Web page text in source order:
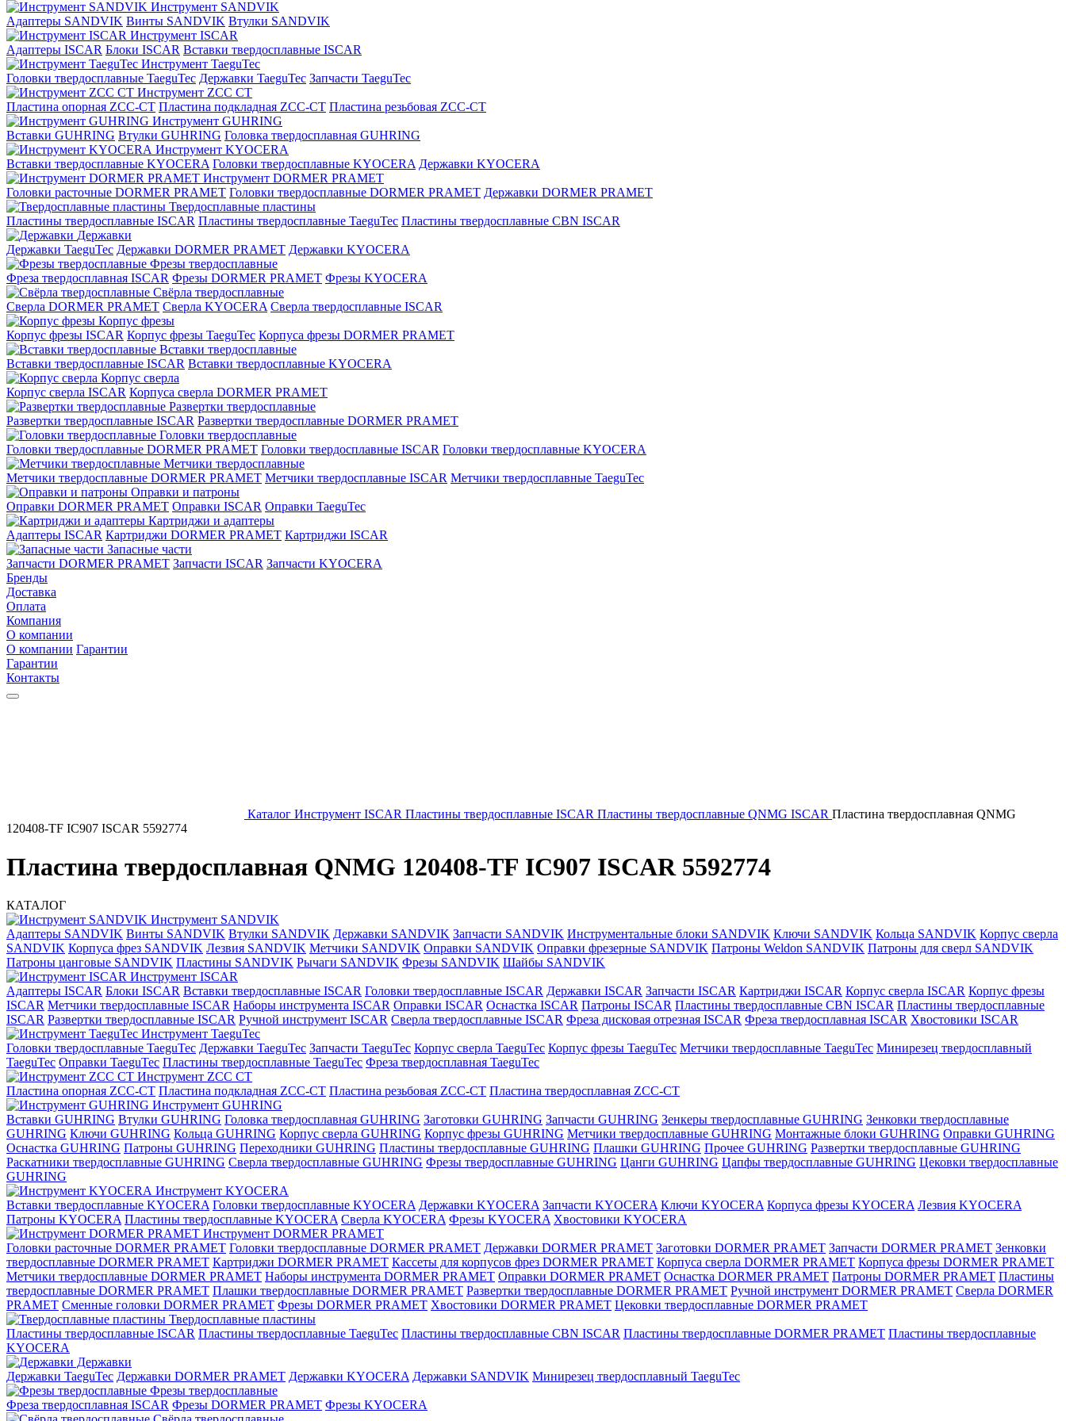
Инструмент SANDVIK
Адаптеры SANDVIK Винты SANDVIK Втулки SANDVIK
Инструмент ISCAR
Адаптеры ISCAR Блоки ISCAR Вставки твердосплавные ISCAR
Инструмент TaeguTec
Головки твердосплавные TaeguTec Державки TaeguTec Запчасти TaeguTec
Инструмент ZCС CT
Пластина опорная ZCC-CT Пластина подкладная ZCC-CT Пластина резьбовая ZCC-CT
Инструмент GUHRING
Вставки GUHRING Втулки GUHRING Головка твердосплавная GUHRING
Инструмент KYOCERA
Вставки твердосплавные KYOCERA Головки твердосплавные KYOCERA Державки KYOCERA
Инструмент DORMER PRAMET
Головки расточные DORMER PRAMET Головки твердосплавные DORMER PRAMET Державки DORMER PRAMET
Твердосплавные пластины
Пластины твердосплавные ISCAR Пластины твердосплавные TaeguTec Пластины твердосплавные CBN ISCAR
Державки
Державки TaeguTec Державки DORMER PRAMET Державки KYOCERA
Фрезы твердосплавные
Фреза твердосплавная ISCAR Фрезы DORMER PRAMET Фрезы KYOCERA
Свёрла твердосплавные
Сверла DORMER PRAMET Сверла KYOCERA Сверла твердосплавные ISCAR
Корпус фрезы
Корпус фрезы ISCAR Корпус фрезы TaeguTec Корпуса фрезы DORMER PRAMET
Вставки твердосплавные
Вставки твердосплавные ISCAR Вставки твердосплавные KYOCERA
Корпус сверла
Корпус сверла ISCAR Корпуса сверла DORMER PRAMET
Развертки твердосплавные
Развертки твердосплавные ISCAR Развертки твердосплавные DORMER PRAMET
Головки твердосплавные
Головки твердосплавные DORMER PRAMET Головки твердосплавные ISCAR Головки твердосплавные KYOCERA
Метчики твердосплавные
Метчики твердосплавные DORMER PRAMET Метчики твердосплавные ISCAR Метчики твердосплавные TaeguTec
Оправки и патроны
Оправки DORMER PRAMET Оправки ISCAR Оправки TaeguTec
Картриджи и адаптеры
Адаптеры ISCAR Картриджи DORMER PRAMET Картриджи ISCAR
Запасные части
Запчасти DORMER PRAMET Запчасти ISCAR Запчасти KYOCERA
Бренды
Доставка
Оплата
Компания
О компании
О компании Гарантии
Гарантии
Контакты
Каталог Инструмент ISCAR Пластины твердосплавные ISCAR Пластины твердосплавные QNMG ISCAR Пластина твердосплавная QNMG
120408-TF IC907 ISCAR 5592774
Пластина твердосплавная QNMG 120408-TF IC907 ISCAR 5592774
КАТАЛОГ
Инструмент SANDVIK
Адаптеры SANDVIK Винты SANDVIK Втулки SANDVIK Державки SANDVIK Запчасти SANDVIK Инструментальные блоки SANDVIK Ключи SANDVIK Кольца SANDVIK Корпус сверла
SANDVIK Корпуса фрез SANDVIK Лезвия SANDVIK Метчики SANDVIK Оправки SANDVIK Оправки фрезерные SANDVIK Патроны Weldon SANDVIK Патроны для сверл SANDVIK
Патроны цанговые SANDVIK Пластины SANDVIK Рычаги SANDVIK Фрезы SANDVIK Шайбы SANDVIK
Инструмент ISCAR
Адаптеры ISCAR Блоки ISCAR Вставки твердосплавные ISCAR Головки твердосплавные ISCAR Державки ISCAR Запчасти ISCAR Картриджи ISCAR Корпус сверла ISCAR Корпус фрезы
ISCAR Метчики твердосплавные ISCAR Наборы инструмента ISCAR Оправки ISCAR Оснастка ISCAR Патроны ISCAR Пластины твердосплавные CBN ISCAR Пластины твердосплавные
ISCAR Развертки твердосплавные ISCAR Ручной инструмент ISCAR Сверла твердосплавные ISCAR Фреза дисковая отрезная ISCAR Фреза твердосплавная ISCAR Хвостовики ISCAR
Инструмент TaeguTec
Головки твердосплавные TaeguTec Державки TaeguTec Запчасти TaeguTec Корпус сверла TaeguTec Корпус фрезы TaeguTec Метчики твердосплавные TaeguTec Минирезец твердосплавный
TaeguTec Оправки TaeguTec Пластины твердосплавные TaeguTec Фреза твердосплавная TaeguTec
Инструмент ZCС CT
Пластина опорная ZCC-CT Пластина подкладная ZCC-CT Пластина резьбовая ZCC-CT Пластина твердосплавная ZCC-CT
Инструмент GUHRING
Вставки GUHRING Втулки GUHRING Головка твердосплавная GUHRING Заготовки GUHRING Запчасти GUHRING Зенкеры твердосплавные GUHRING Зенковки твердосплавные
GUHRING Ключи GUHRING Кольца GUHRING Корпус сверла GUHRING Корпус фрезы GUHRING Метчики твердосплавные GUHRING Монтажные блоки GUHRING Оправки GUHRING
Оснастка GUHRING Патроны GUHRING Переходники GUHRING Пластины твердосплавные GUHRING Плашки GUHRING Прочее GUHRING Развертки твердосплавные GUHRING
Раскатники твердосплавные GUHRING Сверла твердосплавные GUHRING Фрезы твердосплавные GUHRING Цанги GUHRING Цапфы твердосплавные GUHRING Цековки твердосплавные
GUHRING
Инструмент KYOCERA
Вставки твердосплавные KYOCERA Головки твердосплавные KYOCERA Державки KYOCERA Запчасти KYOCERA Ключи KYOCERA Корпуса фрезы KYOCERA Лезвия KYOCERA
Патроны KYOCERA Пластины твердосплавные KYOCERA Сверла KYOCERA Фрезы KYOCERA Хвостовики KYOCERA
Инструмент DORMER PRAMET
Головки расточные DORMER PRAMET Головки твердосплавные DORMER PRAMET Державки DORMER PRAMET Заготовки DORMER PRAMET Запчасти DORMER PRAMET Зенковки
твердосплавные DORMER PRAMET Картриджи DORMER PRAMET Кассеты для корпусов фрез DORMER PRAMET Корпуса сверла DORMER PRAMET Корпуса фрезы DORMER PRAMET
Метчики твердосплавные DORMER PRAMET Наборы инструмента DORMER PRAMET Оправки DORMER PRAMET Оснастка DORMER PRAMET Патроны DORMER PRAMET Пластины
твердосплавные DORMER PRAMET Плашки твердосплавные DORMER PRAMET Развертки твердосплавные DORMER PRAMET Ручной инструмент DORMER PRAMET Сверла DORMER
PRAMET Сменные головки DORMER PRAMET Фрезы DORMER PRAMET Хвостовики DORMER PRAMET Цековки твердосплавные DORMER PRAMET
Твердосплавные пластины
Пластины твердосплавные ISCAR Пластины твердосплавные TaeguTec Пластины твердосплавные CBN ISCAR Пластины твердосплавные DORMER PRAMET Пластины твердосплавные
KYOCERA
Державки
Державки TaeguTec Державки DORMER PRAMET Державки KYOCERA Державки SANDVIK Минирезец твердосплавный TaeguTec
Фрезы твердосплавные
Фреза твердосплавная ISCAR Фрезы DORMER PRAMET Фрезы KYOCERA